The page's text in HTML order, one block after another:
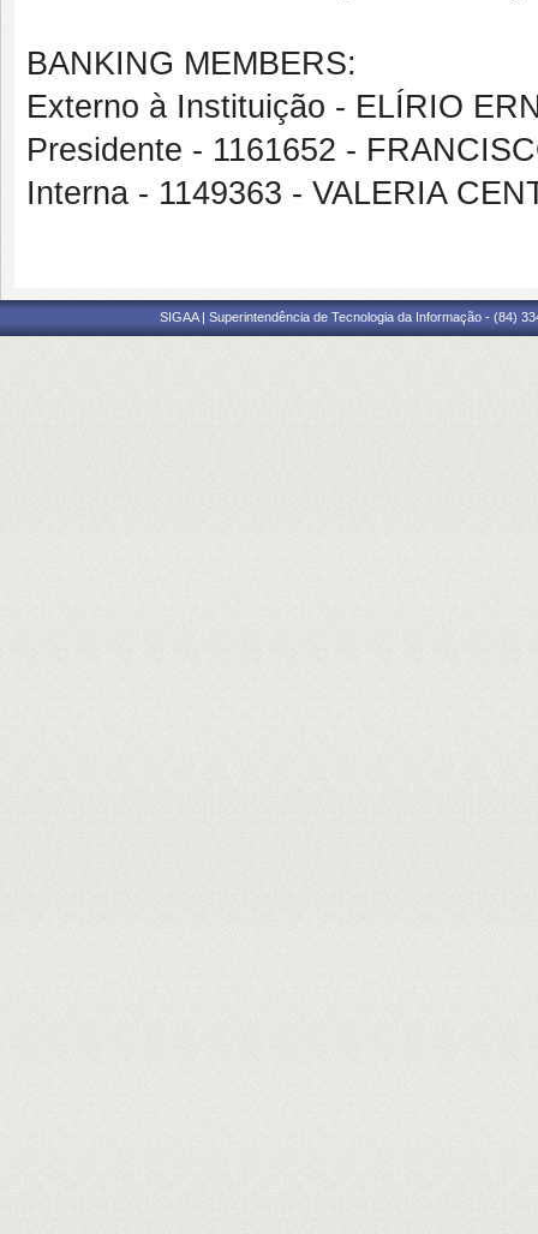
BANKING MEMBERS:
Externo à Instituição - ELÍRIO
Presidente - 1161652 -
Interna - 1149363 - VALERIA
SIGAA | Superintendência de Tecnologia da Informação - (84)